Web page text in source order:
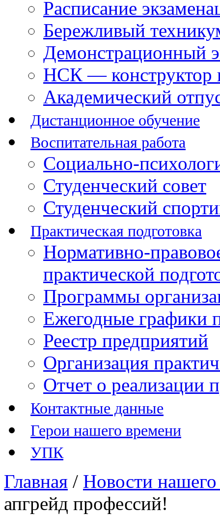
Расписание
Бережливый
Демонстрационный
НСК — конструктор
Академический
Дистанционное обучение
Воспитательная работа
Социально-
Студенческий совет
Студенческий
Практическая подготовка
Нормативно-
практической
Программы
Ежегодные графики
Реестр предприятий
Организация
Отчет о реализации
Контактные данные
Герои нашего времени
УПК
Главная / Новости
апгрейд профессий!